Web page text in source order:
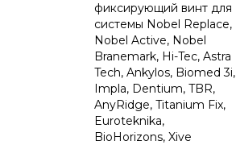
фиксирующий винт для
системы Nobel Replace,
Nobel Active, Nobel
Branemark, Hi-Tec, Astra
Tech, Ankylos, Biomed 3i,
Impla, Dentium, TBR,
AnyRidge, Titanium Fix,
Euroteknika,
BioHorizons, Xive